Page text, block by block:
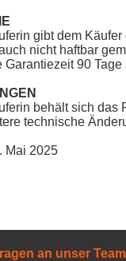
gibt dem
nicht haftbar
Garantiezeit 90
behält sich das
technische
Mai 2025
an unser